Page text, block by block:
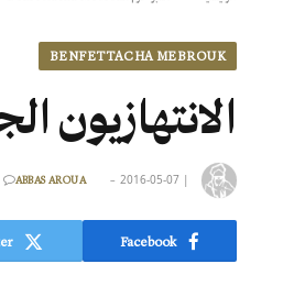
BENFETTACHA MEBROUK
|
ABBAS AROUA 2016-05-07
Facebook